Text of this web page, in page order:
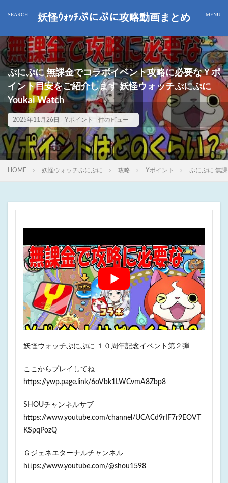
妖怪ｳｫｯﾁぷにぷに攻略動画まとめ
ぷにぷに 無課金でコラボイベント攻略に必要なＹポ
イント目安をご紹介します 妖怪ウォッチぷにぷに
Youkai Watch
2025年11月26日 Yポイント 件のビュー
HOME 妖怪ウォッチぷにぷに 攻略 Yポイント ぷにぷに 無
妖怪ウォッチぷにぷに １０周年記念イベント第２弾
ここからプレイしてね
https://ywp.page.link/6oVbk1LWCvmA8Zbp8
SHOUチャンネルサブ
https://www.youtube.com/channel/UCACd9rIF7r9EOVT
KSpqPozQ
Ｇジェネエターナルチャンネル
https://www.youtube.com/@shou1598